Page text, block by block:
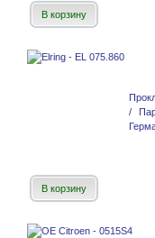
В корзину
/
В корзину